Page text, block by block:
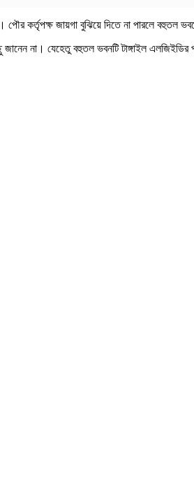
পৌর কর্তৃপক্ষ জায়গা বুঝিয়ে দিতে না পারলে বহুতল
না। যেহেতু বহুতল ভবনটি টাঙ্গাইল এলজিইডির